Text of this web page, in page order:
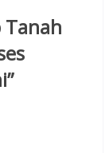
Tanah